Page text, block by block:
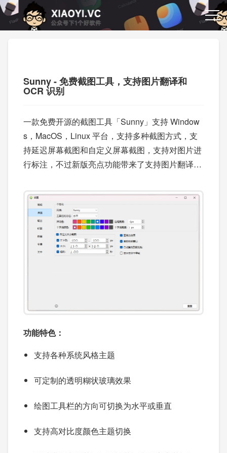
Sunny - 免费截图工具，支持图片翻译和
OCR 识别
一款免费开源的截图工具「Sunny」支持 Window
s，MacOS，Linux 平台，支持多种截图方式，支
持延迟屏幕截图和自定义屏幕截图，支持对图片进
行标注，不过新版亮点功能带来了支持图片翻译和
功能特色：
支持各种系统风格主题
可定制的透明糊状玻璃效果
绘图工具栏的方向可切换为水平或垂直
支持高对比度颜色主题切换